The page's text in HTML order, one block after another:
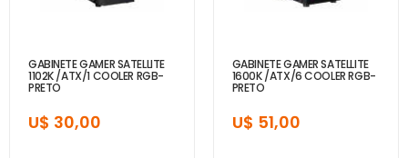
GABINETE GAMER SATELLITE
1102K /ATX/1 COOLER RGB-
PRETO
U$ 30,00
GABINETE GAMER SATELLITE
1600K /ATX/6 COOLER RGB-
PRETO
U$ 51,00